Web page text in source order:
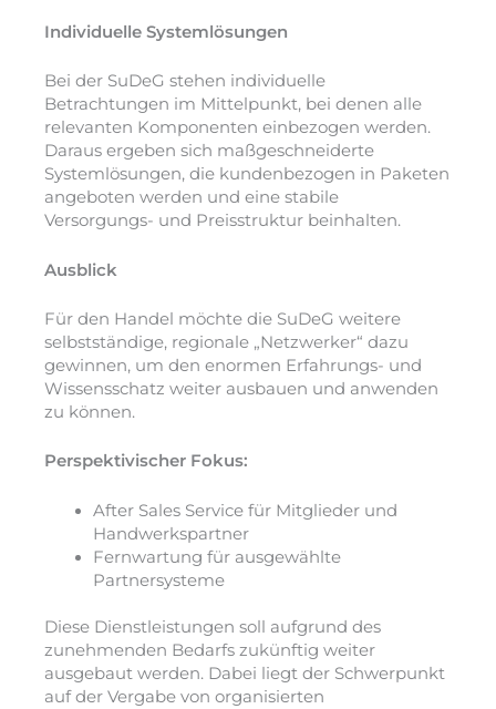
Individuelle Systemlösungen
Bei der SuDeG stehen individuelle
Betrachtungen im Mittelpunkt, bei denen alle
relevanten Komponenten einbezogen werden.
Daraus ergeben sich maßgeschneiderte
Systemlösungen, die kundenbezogen in Paketen
angeboten werden und eine stabile
Versorgungs- und Preisstruktur beinhalten.
Ausblick
Für den Handel möchte die SuDeG weitere
selbstständige, regionale „Netzwerker“ dazu
gewinnen, um den enormen Erfahrungs- und
Wissensschatz weiter ausbauen und anwenden
zu können.
Perspektivischer Fokus:
After Sales Service für Mitglieder und
Handwerkspartner
Fernwartung für ausgewählte
Partnersysteme
Diese Dienstleistungen soll aufgrund des
zunehmenden Bedarfs zukünftig weiter
ausgebaut werden. Dabei liegt der Schwerpunkt
auf der Vergabe von organisierten